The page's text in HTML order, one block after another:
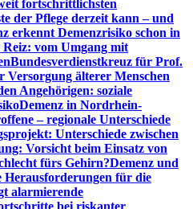
fortschrittlichsten
der Pflege derzeit kann – und
erkennt Demenzrisiko schon in
vom Umgang mit
Bundesverdienstkreuz für Prof.
älterer Menschen
Angehörigen: soziale
Demenz in Nordrhein-
– regionale Unterschiede
Unterschiede zwischen
Vorsicht beim Einsatz von
fürs Gehirn?Demenz und
Herausforderungen für die
alarmierende
bei riskanter